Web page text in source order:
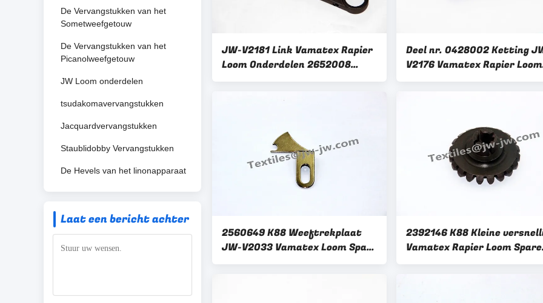
De Vervangstukken van het
Sometweefgetouw
De Vervangstukken van het
Picanolweefgetouw
JW Loom onderdelen
tsudakomavervangstukken
Jacquardvervangstukken
Staublidobby Vervangstukken
De Hevels van het linonapparaat
Laat een bericht achter
JW-V2181 Link Vamatex Rapier
Loom Onderdelen 2652008
Gewicht 1,8 kg
Deel nr. 0428002 Ketting
V2176 Vamatex Rapier Loom
Onderdelen
2560649 K88 Weeftrekplaat
JW-V2033 Vamatex Loom Spare
Parts
2392146 K88 Kleine
Vamatex Rapier Loom Spare
Parts JW-V2017